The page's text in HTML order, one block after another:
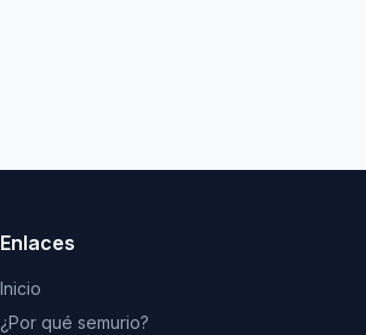
Enlaces
Inicio
¿Por qué semurio?